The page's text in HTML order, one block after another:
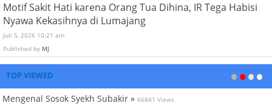
Motif Sakit Hati karena Orang Tua Dihina, IR Tega Habisi
Nyawa Kekasihnya di Lumajang
Juli 5, 2026 10:21 am
Published by MJ
TOP VIEWED
Mengenal Sosok Syekh Subakir » 66841 Views